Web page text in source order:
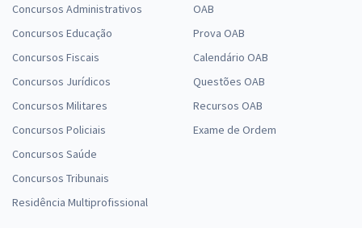
Concursos Administrativos
Concursos Educação
Concursos Fiscais
Concursos Jurídicos
Concursos Militares
Concursos Policiais
Concursos Saúde
Concursos Tribunais
Residência Multiprofissional
OAB
Prova OAB
Calendário OAB
Questões OAB
Recursos OAB
Exame de Ordem